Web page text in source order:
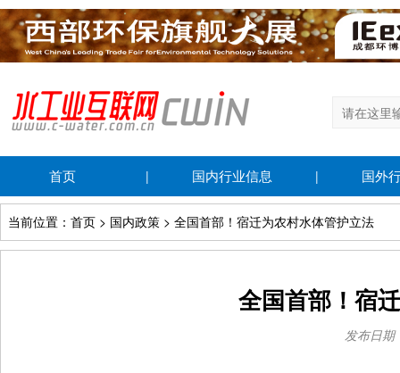
首页 | 国内行业信息 | 国外
当前位置：首页 > 国内政策 > 全国首部！宿迁为农村水体管护立法
全国首部！宿
发布日期